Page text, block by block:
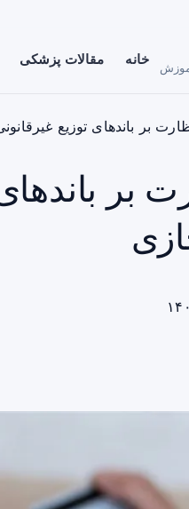
خانه مقالات پزشکی
بر باندهای توزیع
بر